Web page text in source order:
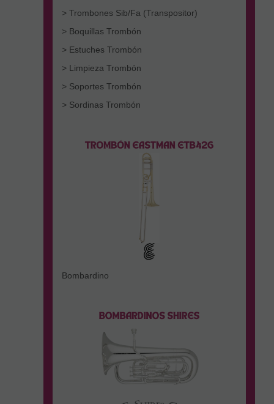
> Trombones Sib/Fa (Transpositor)
> Boquillas Trombón
> Estuches Trombón
> Limpieza Trombón
> Soportes Trombón
> Sordinas Trombón
Bombardino